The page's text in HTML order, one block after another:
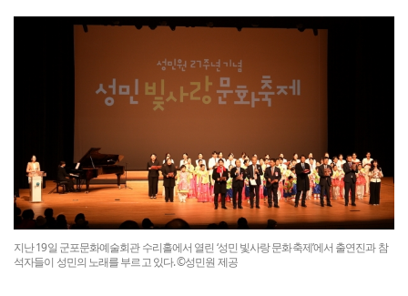
지난 19일 군포문화예술회관 수리홀에서 열린 ‘성민 빛사랑 문화축제’에서 출연진과 참
석자들이 성민의 노래를 부르고 있다. ©성민원 제공